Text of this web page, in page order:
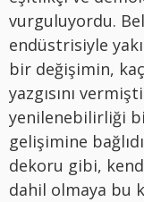
vurguluyordu.
endüstrisiyle
bir değişimin,
yazgısını
yenilenebilirliği
gelişimine
dekoru gibi,
dahil olmaya bu